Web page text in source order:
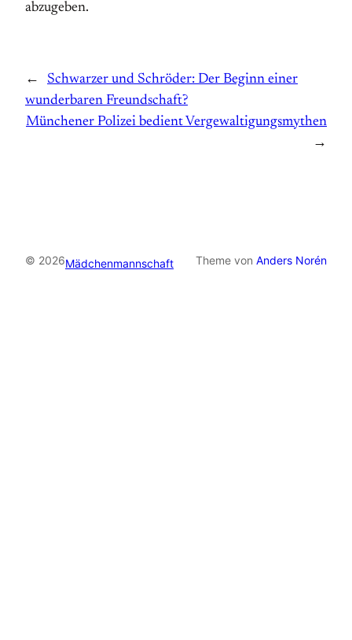
abzugeben.
←
Schwarzer und Schröder: Der Beginn einer
wunderbaren Freundschaft?
Münchener Polizei bedient Vergewaltigungsmythen
→
© 2026Mädchenmannschaft Theme von Anders Norén